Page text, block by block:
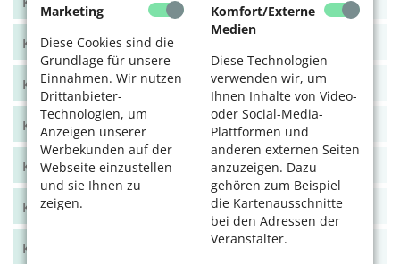
Marketing
Diese Cookies sind die
Grundlage für unsere
Einnahmen. Wir nutzen
Drittanbieter-
Technologien, um
Anzeigen unserer
Werbekunden auf der
Webseite einzustellen
und sie Ihnen zu
zeigen.
Komfort/Externe
Medien
Diese Technologien
verwenden wir, um
Ihnen Inhalte von Video-
oder Social-Media-
Plattformen und
anderen externen Seiten
anzuzeigen. Dazu
gehören zum Beispiel
die Kartenausschnitte
bei den Adressen der
Veranstalter.
KölnerLeben Okt/Nov 19
KölnerLeben Aug/Sept 2019
KölnerLeben Juni/Juli 2019
KölnerLeben April/Mai 2019
KölnerLeben Feb/März 2019
KölnerLeben Dez 18/Jan 19